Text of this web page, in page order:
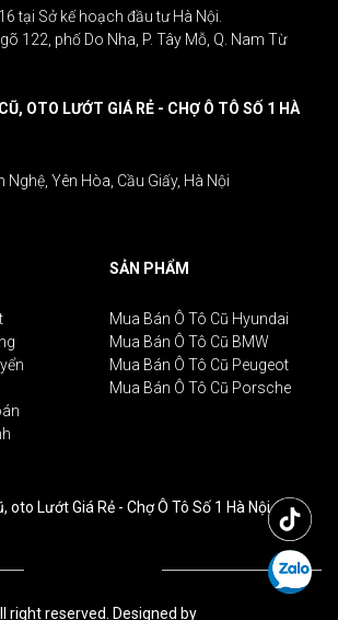
tại Sở kế hoạch đầu tư Hà Nội.
122, phố Do Nha, P. Tây Mỗ, Q. Nam Từ
OTO LƯỚT GIÁ RẺ - CHỢ Ô TÔ SỐ 1 HÀ
Nghệ, Yên Hòa, Cầu Giấy, Hà Nội
SẢN PHẨM
Mua Bán Ô Tô Cũ Hyundai
Mua Bán Ô Tô Cũ BMW
Mua Bán Ô Tô Cũ Peugeot
Mua Bán Ô Tô Cũ Porsche
oto Lướt Giá Rẻ - Chợ Ô Tô Số 1 Hà Nội
right reserved. Designed by